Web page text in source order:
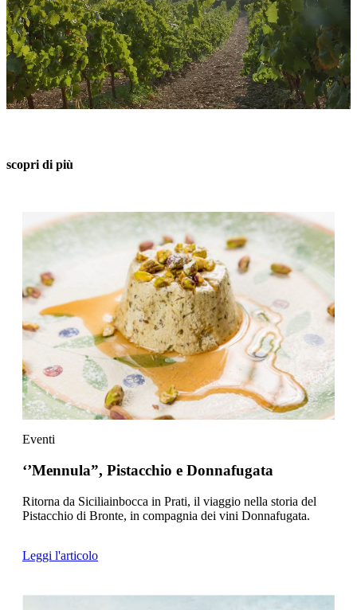
scopri di più
Eventi
‘’Mennula”, Pistacchio e Donnafugata
Ritorna da Siciliainbocca in Prati, il viaggio nella storia del
Pistacchio di Bronte, in compagnia dei vini Donnafugata.
Leggi l'articolo